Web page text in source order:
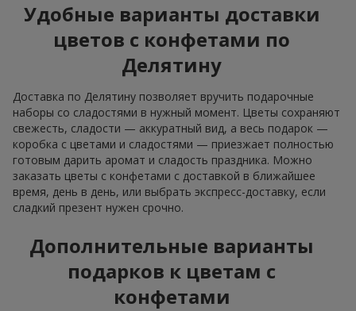
Удобные варианты доставки
цветов с конфетами по
Делятину
Доставка по Делятину позволяет вручить подарочные
наборы со сладостями в нужный момент. Цветы сохраняют
свежесть, сладости — аккуратный вид, а весь подарок —
коробка с цветами и сладостями — приезжает полностью
готовым дарить аромат и сладость праздника. Можно
заказать цветы с конфетами с доставкой в ближайшее
время, день в день, или выбрать экспресс-доставку, если
сладкий презент нужен срочно.
Дополнительные варианты
подарков к цветам с
конфетами